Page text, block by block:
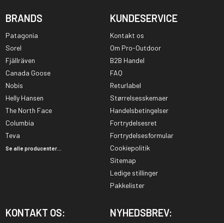
BRANDS
Patagonia
Sorel
Fjällräven
Canada Goose
Nobis
Helly Hansen
The North Face
Columbia
Teva
Se alle producenter...
KUNDESERVICE
Kontakt os
Om Pro-Outdoor
B2B Handel
FAQ
Returlabel
Størrelsesskemaer
Handelsbetingelser
Fortrydelsesret
Fortrydelsesformular
Cookiepolitik
Sitemap
Ledige stillinger
Pakkelister
KONTAKT OS: NYHEDSBREV: